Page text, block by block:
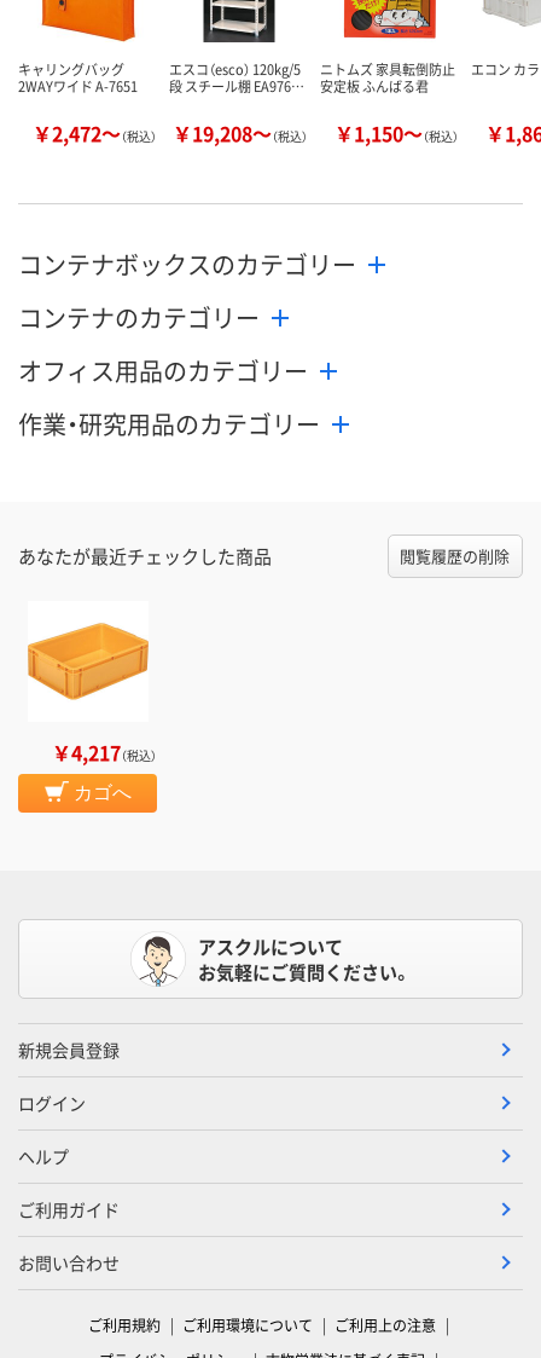
キャリングバッグ
2WAYワイド A-7651
￥2,472～（税込）
エスコ（esco） 120kg/5
段 スチール棚 EA976…
￥19,208～（税込）
ニトムズ 家具転倒防止
安定板 ふんばる君
￥1,150～（税込）
エコン カ
￥
コンテナボックスのカテゴリー
コンテナのカテゴリー
オフィス用品のカテゴリー
作業・研究用品のカテゴリー
あなたが最近チェックした商品 閲覧履歴の削除
￥4,217（税込）
カゴへ
アスクルについて
お気軽にご質問ください。
新規会員登録
ログイン
ヘルプ
ご利用ガイド
お問い合わせ
ご利用規約 ご利用環境について
ご利用上の注意